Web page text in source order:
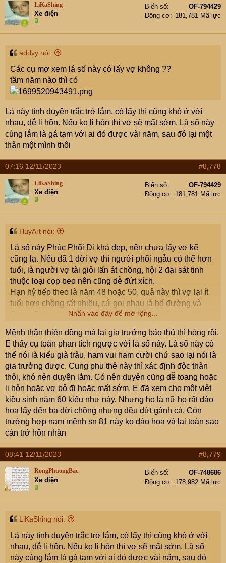
LiKaShing
Xe điện
Biển số
OF-794429
Động cơ
181,781 Mã lực
addvy nói:
Các cụ mợ xem lá số này có lấy vợ không ??
tầm năm nào thì có
Lá này tình duyên trắc trở lắm, có lấy thì cũng khó ở với
nhau, dễ li hôn. Nếu ko li hôn thì vợ sẽ mất sớm. Lâ số này
cùng lắm là gá tạm với ai đó được vài năm, sau đó lại một
thân một mình thôi
07:16 12/11/2023 #8,778
LiKaShing
Xe điện
Biển số
OF-794429
Động cơ
181,781 Mã lực
HuyArt nói:
Lá số này Phúc Phối Di khá đẹp, nên chưa lấy vợ kể
cũng lạ. Nếu đã 1 đời vợ thì người phối ngẫu có thể hơn
tuổi, là người vợ tài giỏi lấn át chồng, hội 2 đại sát tinh
thuộc loại cọp beo nên cũng dễ đứt xích.
Hạn hỷ tiếp theo là năm 48 hoặc 50, quả này thì vợ lại ít
tuổi hơn chồng rất nhiều, cứ gọi nhau là bố đường và
Sugar Baby cho nó tình cảm đỡ cãi nhau chí chóe, lại
Cung Thê VCD đất La - Võng mà có cả thiên không và
thiếu dương thì lúc này Thiếu dương nó uy lực chả kém
gì Thái dương. Lại có 2 sao đại sát tinh Kình - Linh thì nói
chung cứ đội vợ lên đầu sẽ trường sinh bất lão nhóe.
Đương số thuộc loại gia trưởng, bảo thủ, nên cứ hạ cái
tôi xuống 1 tí tì ti gia đạo phu thê mới ổn
Nhấn vào đây để mở rộng...
Mệnh thân thiên đồng mà lại gia trưởng bảo thủ thì hỏng rồi.
E thấy cụ toàn phan tích ngược với lá số này. Lá số này có
thể nói là kiểu già trâu, ham vui ham cười chứ sao lại nói là
gia trưởng được. Cung phu thê này thì xác định độc thân
thôi, khó nên duyên lắm. Có nên duyên cũng dễ toang hoặc
li hôn hoặc vợ bỏ đi hoặc mất sớm. E đã xem cho một việt
kiều sinh năm 60 kiểu như này. Nhưng họ là nữ họ rất đào
hoa lấy đến ba đời chồng nhưng đều đứt gánh cả. Còn
trường hợp nam mệnh sn 81 này ko đào hoa và lại toàn sao
cản trở hôn nhân
08:41 12/11/2023 #8,779
RongPhuongBac
Xe điện
Biển số
OF-748686
Động cơ
178,982 Mã lực
LiKaShing nói:
Lá này tình duyên trắc trở lắm, có lấy thì cũng khó ở với
nhau, dễ li hôn. Nếu ko li hôn thì vợ sẽ mất sớm. Lâ số
này cùng lắm là gá tạm với ai đó được vài năm, sau đó